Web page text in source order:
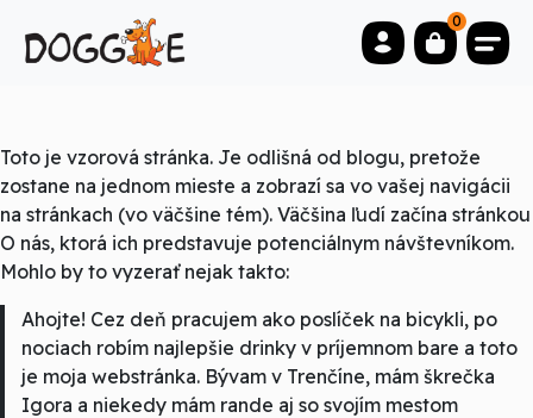
0
Toto je vzorová stránka. Je odlišná od blogu, pretože
zostane na jednom mieste a zobrazí sa vo vašej navigácii
na stránkach (vo väčšine tém). Väčšina ľudí začína stránkou
O nás, ktorá ich predstavuje potenciálnym návštevníkom.
Mohlo by to vyzerať nejak takto:
Ahojte! Cez deň pracujem ako poslíček na bicykli, po
nociach robím najlepšie drinky v príjemnom bare a toto
je moja webstránka. Bývam v Trenčíne, mám škrečka
Igora a niekedy mám rande aj so svojím mestom